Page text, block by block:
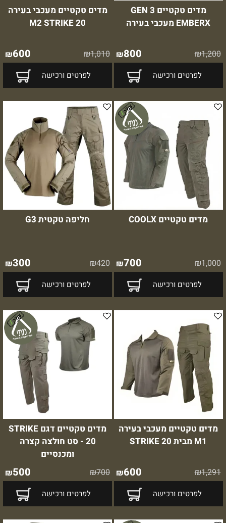
מדים טקטיים GEN 3
EMBERX מעכבי בעירה
₪1,200
₪800
לפרטים ורכישה
מדים טקטיים מעכבי בעירה
M2 STRIKE 20
₪1,010
₪600
לפרטים ורכישה
מדים טקטיים COOLX
₪1,000
₪700
לפרטים ורכישה
חליפה טקטית G3
₪420
₪300
לפרטים ורכישה
מדים טקטיים מעכבי בעירה
M1 מבית STRIKE 20
₪1,291
₪600
לפרטים ורכישה
מדים טקטיים דגם STRIKE
20 - סט חולצה קצרה
ומכנסיים
₪700
₪500
לפרטים ורכישה